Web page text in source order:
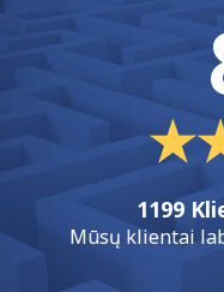
1199
Mūsų klientai